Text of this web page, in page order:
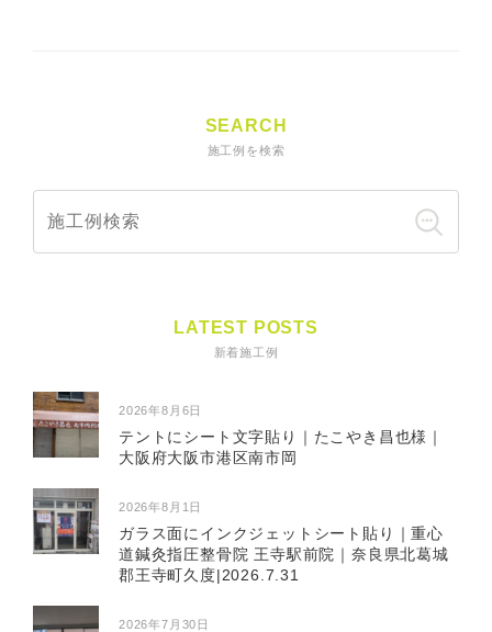
SEARCH
施工例を検索
LATEST POSTS
新着施工例
2026年8月6日
テントにシート文字貼り｜たこやき昌也様｜
大阪府大阪市港区南市岡
2026年8月1日
ガラス面にインクジェットシート貼り｜重心
道鍼灸指圧整骨院 王寺駅前院｜奈良県北葛城
郡王寺町久度|2026.7.31
2026年7月30日